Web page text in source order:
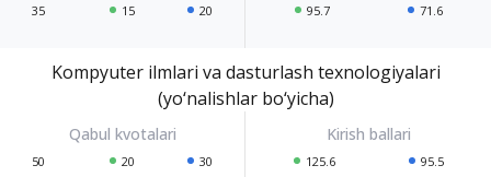
35 15 20 95.7 71.6
Kompyuter ilmlari va dasturlash texnologiyalari
(yo‘nalishlar bo‘yicha)
50 20 30 125.6 95.5